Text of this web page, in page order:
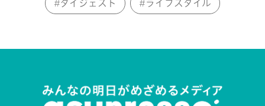
ダイジェスト ライフスタイル